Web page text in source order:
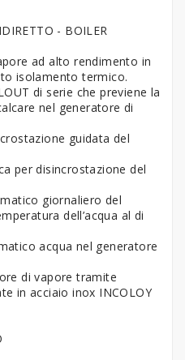
- BOILER
ad alto rendimento in
isolamento termico.
di serie che previene la
nel generatore di
guidata del
per disincrostazione del
giornaliero del
dell’acqua al di
acqua nel generatore
di vapore tramite
in acciaio inox INCOLOY